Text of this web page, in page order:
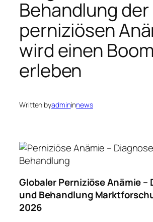
Behandlung der
perniziösen
wird einen Boom
erleben
Written byadmininnews
Globaler Perniziöse Anämie –
und Behandlung
2026